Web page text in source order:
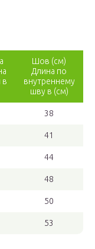
в
Шов (см)
Длина по
внутреннему
шву в (см)
38
41
44
48
50
53